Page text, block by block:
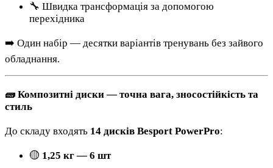
🔧 Швидка трансформація за допомогою
перехідника
➡️ Один набір — десятки варіантів тренувань без зайвого
обладнання.
🧱 Композитні диски — точна вага, зносостійкість та
стиль
До складу входять 14 дисків Besport PowerPro:
🟡 1,25 кг — 6 шт